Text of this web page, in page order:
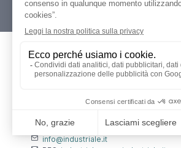
Dati Legali
L'industriale s.r.l.
P. IVA: 12212870153
Contatti
info@industriale.it